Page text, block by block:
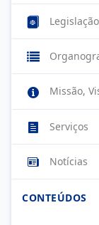
Legislação
Missão,
Serviços
Notícias
CONTEÚDOS